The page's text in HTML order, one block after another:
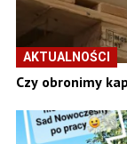
AKTUALNOŚCI
Czy obronimy